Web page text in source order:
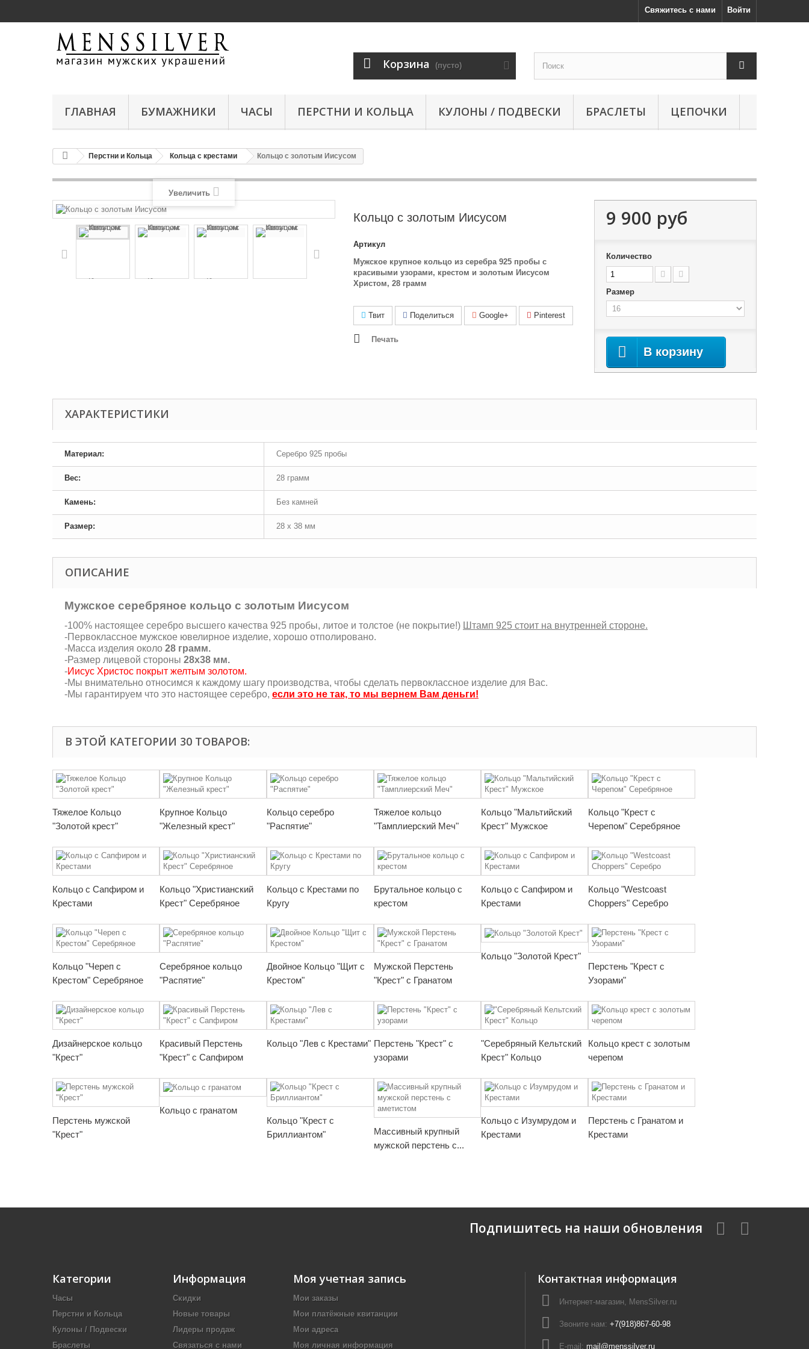
Войти
Свяжитесь с нами
Корзина (пусто)
ГЛАВНАЯ БУМАЖНИКИ ЧАСЫ ПЕРСТНИ И КОЛЬЦА КУЛОНЫ / ПОДВЕСКИ БРАСЛЕТЫ ЦЕПОЧКИ
Перстни и Кольца Кольца с крестами Кольцо с золотым Иисусом
Увеличить
Кольцо с золотым Иисусом
Артикул
Мужское крупное кольцо из серебра 925 пробы с
красивыми узорами, крестом и золотым Иисусом
Христом, 28 грамм
Твит Поделиться Google+ Pinterest
Печать
9 900 руб
Количество
Размер
В корзину
ХАРАКТЕРИСТИКИ
Материал: Серебро 925 пробы
Вес: 28 грамм
Камень: Без камней
Размер: 28 х 38 мм
ОПИСАНИЕ
Мужское серебряное кольцо с золотым Иисусом
-100% настоящее серебро высшего качества 925 пробы, литое и толстое (не покрытие!) Штамп 925 стоит на внутренней стороне.
-Первоклассное мужское ювелирное изделие, хорошо отполировано.
-Масса изделия около 28 грамм.
-Размер лицевой стороны 28х38 мм.
-Иисус Христос покрыт желтым золотом.
-Мы внимательно относимся к каждому шагу производства, чтобы сделать первоклассное изделие для Вас.
-Мы гарантируем что это настоящее серебро, если это не так, то мы вернем Вам деньги!
В ЭТОЙ КАТЕГОРИИ 30 ТОВАРОВ:
Тяжелое Кольцо
"Золотой крест"
Крупное Кольцо
"Железный крест"
Кольцо серебро
"Распятие"
Тяжелое кольцо
"Тамплиерский Меч"
Кольцо "Мальтийский
Крест" Мужское
Кольцо "Крест с
Черепом" Серебряное
Кольцо с Сапфиром и
Крестами
Кольцо "Христианский
Крест" Серебряное
Кольцо с Крестами по
Кругу
Брутальное кольцо с
крестом
Кольцо с Сапфиром и
Крестами
Кольцо "Westcoast
Choppers" Серебро
Кольцо "Череп с
Крестом" Серебряное
Серебряное кольцо
"Распятие"
Двойное Кольцо "Щит с
Крестом"
Мужской Перстень
"Крест" с Гранатом
Кольцо "Золотой Крест"
Перстень "Крест с
Узорами"
Дизайнерское кольцо
"Крест"
Красивый Перстень
"Крест" с Сапфиром
Кольцо "Лев с Крестами" Перстень "Крест" с
узорами
"Серебряный Кельтский
Крест" Кольцо
Кольцо крест с золотым
черепом
Перстень мужской
"Крест"
Кольцо с гранатом
Кольцо "Крест с
Бриллиантом"
Массивный крупный
мужской перстень с...
Кольцо с Изумрудом и
Крестами
Перстень с Гранатом и
Крестами
Подпишитесь на наши обновления
Категории
Часы
Перстни и Кольца
Кулоны / Подвески
Браслеты
Информация
Скидки
Новые товары
Лидеры продаж
Связаться с нами
Моя учетная запись
Мои заказы
Мои платёжные квитанции
Мои адреса
Моя личная информация
Контактная информация
Интернет-магазин, MensSilver.ru
Звоните нам: +7(918)867-60-98
E-mail: mail@menssilver.ru